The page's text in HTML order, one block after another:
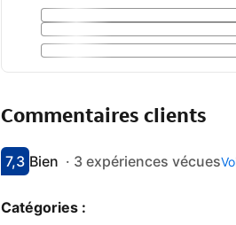
Commentaires clients
Avec une note de 7.3
7,3
bien Bien · 3 expériences vécues
Catégories :